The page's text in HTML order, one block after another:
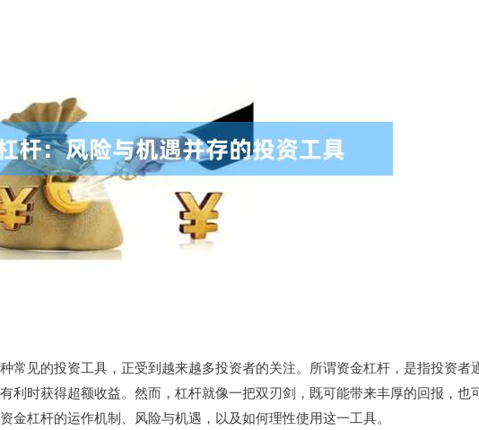
常见的投资工具，正受到越来越多投资者的关注。所谓资金杠杆，是指投资者
利时获得超额收益。然而，杠杆就像一把双刃剑，既可能带来丰厚的回报，也
金杠杆的运作机制、风险与机遇，以及如何理性使用这一工具。